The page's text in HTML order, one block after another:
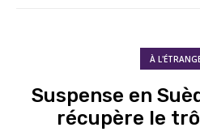
À
Suspense en
récupère le